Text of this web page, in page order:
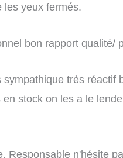
les yeux fermés.
bon rapport qualité/
sympathique très réactif
stock on les a le
Responsable n'hésite